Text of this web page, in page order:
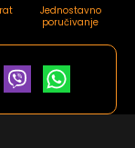
Jednostavno
poručivanje